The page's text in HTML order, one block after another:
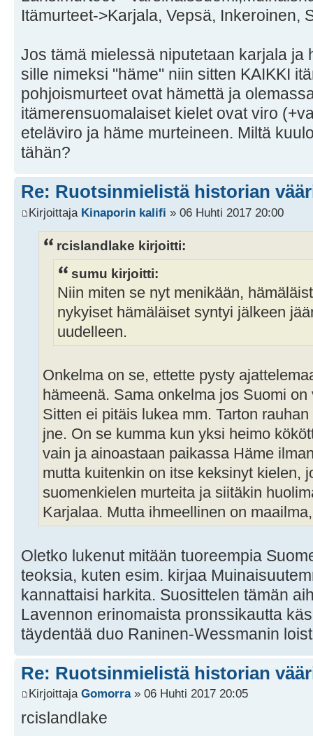
Itämurteet->Karjala, Vepsä, Inkeroinen,
Jos tämä mielessä niputetaan karjala ja
sille nimeksi "häme" niin sitten KAIKKI
pohjoismurteet ovat hämettä ja
itämerensuomalaiset kielet ovat viro
eteläviro ja häme murteineen. Miltä
tähän?
Re: Ruotsinmielistä historian
Kirjoittaja Kinaporin kalifi » 06 Huhti 2017 20:00
rcislandlake kirjoitti:
sumu kirjoitti:
Niin miten se nyt menikään,
nykyiset hämäläiset syntyi jälkeen
uudelleen.
Onkelma on se, ettette pysty
hämeenä. Sama onkelma jos Suomi
Sitten ei pitäis lukea mm. Tarton
jne. On se kumma kun yksi heimo
vain ja ainoastaan paikassa Häme
mutta kuitenkin on itse keksinyt kielen,
suomenkielen murteita ja siitäkin
Karjalaa. Mutta ihmeellinen on
Oletko lukenut mitään tuoreempia
teoksia, kuten esim. kirjaa
kannattaisi harkita. Suosittelen tämän
Lavennon erinomaista pronssikautta
täydentää duo Raninen-Wessmanin
Re: Ruotsinmielistä historian
Kirjoittaja Gomorra» 06 Huhti 2017 20:05
rcislandlake